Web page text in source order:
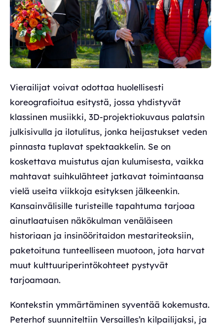
Vierailijat voivat odottaa huolellisesti
koreografioitua esitystä, jossa yhdistyvät
klassinen musiikki, 3D-projektiokuvaus palatsin
julkisivulla ja ilotulitus, jonka heijastukset veden
pinnasta tuplavat spektaakkelin. Se on
koskettava muistutus ajan kulumisesta, vaikka
mahtavat suihkulähteet jatkavat toimintaansa
vielä useita viikkoja esityksen jälkeenkin.
Kansainvälisille turisteille tapahtuma tarjoaa
ainutlaatuisen näkökulman venäläiseen
historiaan ja insinööritaidon mestariteoksiin,
paketoituna tunteelliseen muotoon, jota harvat
muut kulttuuriperintökohteet pystyvät
tarjoamaan.
Kontekstin ymmärtäminen syventää kokemusta.
Peterhof suunniteltiin Versailles’n kilpailijaksi, ja